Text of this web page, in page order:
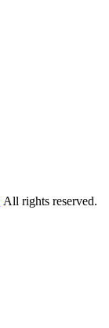
All rights reserved.